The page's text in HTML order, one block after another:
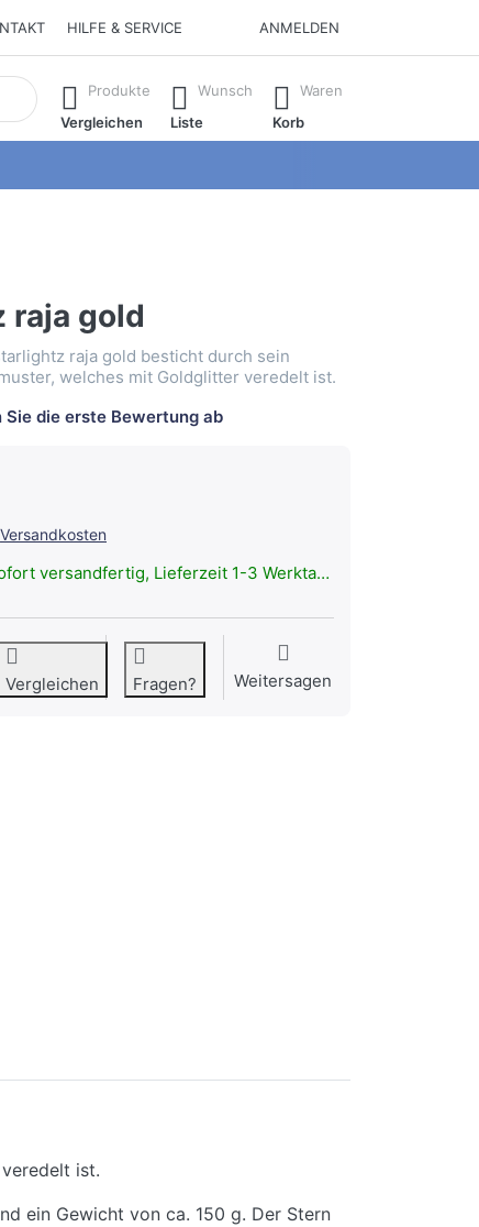
HILFE & SERVICE ANMELDEN
erste Ergebnisse. Drücken Sie die Eingabetaste, um alle
Produkte
Vergleichen
Wunsch
Liste
Waren
Korb
raja gold
raja gold besticht durch sein
welches mit Goldglitter veredelt ist.
Sie die erste Bewertung ab
Versandkosten
versandfertig, Lieferzeit 1-3 Werktage.
Vergleichen Fragen? Weitersagen
ist.
ein Gewicht von ca. 150 g. Der Stern